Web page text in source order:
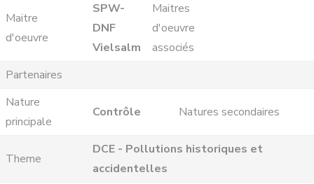
Maitre
d'oeuvre
SPW-
DNF
Vielsalm
Maitres
d'oeuvre
associés
Partenaires
Nature
principale
Contrôle Natures secondaires
Theme
DCE - Pollutions historiques et
accidentelles